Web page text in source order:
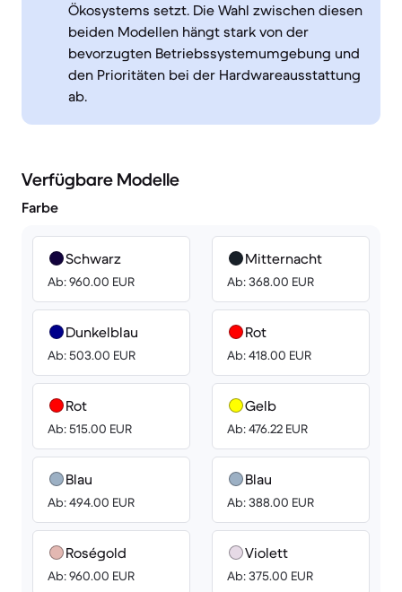
Ökosystems setzt. Die Wahl zwischen diesen
beiden Modellen hängt stark von der
bevorzugten Betriebssystemumgebung und
den Prioritäten bei der Hardwareausstattung
ab.
Verfügbare Modelle
Farbe
Schwarz
Ab: 960.00 EUR
Dunkelblau
Ab: 503.00 EUR
Rot
Ab: 515.00 EUR
Blau
Ab: 494.00 EUR
Roségold
Ab: 960.00 EUR
Mitternacht
Ab: 368.00 EUR
Rot
Ab: 418.00 EUR
Gelb
Ab: 476.22 EUR
Blau
Ab: 388.00 EUR
Violett
Ab: 375.00 EUR